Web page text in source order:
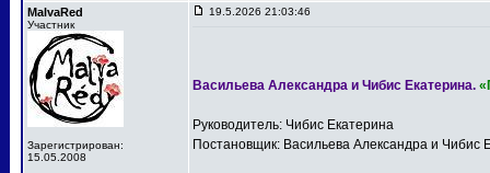
MalvaRed
Участник
Зарегистрирован:
15.05.2008
19.5.2026 21:03:46
Васильева Александра и Чибис Екатерина.
Руководитель: Чибис Екатерина
Постановщик: Васильева Александра и Чибис